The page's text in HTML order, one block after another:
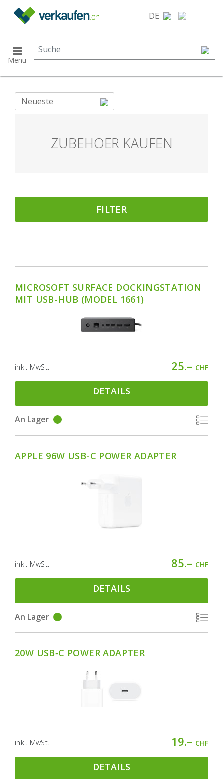
DE
Menu
Neueste
ZUBEHOER KAUFEN
FILTER
MICROSOFT SURFACE DOCKINGSTATION
MIT USB-HUB (MODEL 1661)
inkl. MwSt. 25.– CHF
DETAILS
An Lager
APPLE 96W USB-C POWER ADAPTER
inkl. MwSt. 85.– CHF
DETAILS
An Lager
20W USB‑C POWER ADAPTER
inkl. MwSt. 19.– CHF
DETAILS